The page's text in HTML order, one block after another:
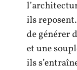
ils
de générer
et une
ils